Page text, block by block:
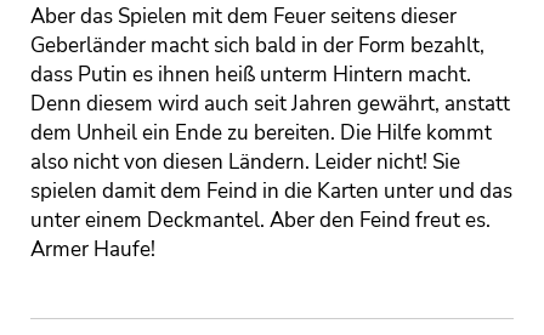
Aber das Spielen mit dem Feuer seitens dieser
Geberländer macht sich bald in der Form bezahlt,
dass Putin es ihnen heiß unterm Hintern macht.
Denn diesem wird auch seit Jahren gewährt, anstatt
dem Unheil ein Ende zu bereiten. Die Hilfe kommt
also nicht von diesen Ländern. Leider nicht! Sie
spielen damit dem Feind in die Karten unter und das
unter einem Deckmantel. Aber den Feind freut es.
Armer Haufe!